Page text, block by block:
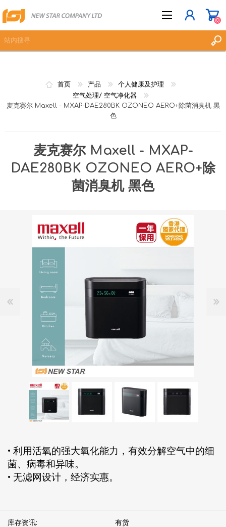
愿望清单
(0)
首页 产品
个人健康及护理
空气处理/ 空气净化器
麦克赛尔 Maxell - MXAP-DAE280BK OZONEO AERO+除菌消臭机 黑
色
麦克赛尔 Maxell - MXAP-
DAE280BK OZONEO AERO+除
菌消臭机 黑色
• 利用活氧的强大氧化能力，有效分解空气中的细
菌、病毒和异味。
• 无滤网设计，经济实惠。
库存资讯: 有货